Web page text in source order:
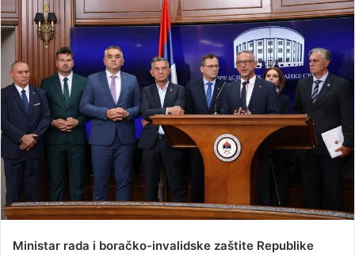
d
a
n
e
m
a
l
Ministar rada i boračko-invalidske zaštite Republike